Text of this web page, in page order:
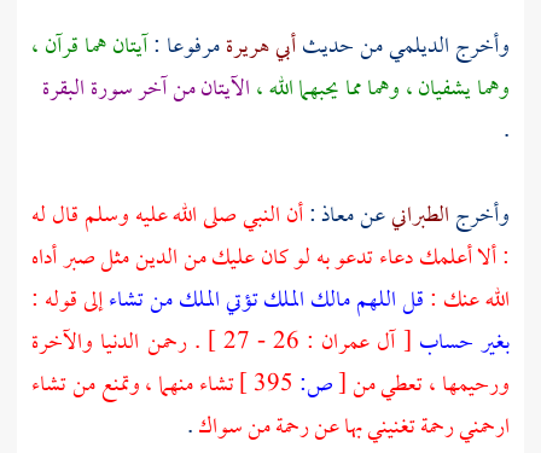
وأخرجالديلميمن حديثأبي هريرةمرفوعا :آيتان هما قرآن ،
وهما يشفيان ، وهما مما يحبهما الله ،الآيتان من آخر سورة البقرة
.
وأخرجالطبرانيعنمعاذ:أن النبي صلى الله عليه وسلم قال له
: ألا أعلمك دعاء تدعو به لو كان عليك من الدين مثل صبر أداه
الله عنك :قل اللهم مالك الملك تؤتي الملك من تشاءإلى قوله :
بغير حساب
[ آل عمران : 26 - 27 ] . رحمن الدنيا والآخرة
ورحيمها ، تعطي من[ص:
تشاء منهما ، وتمنع من تشاء
ارحمني رحمة تغنيني بها عن رحمة من سواك.